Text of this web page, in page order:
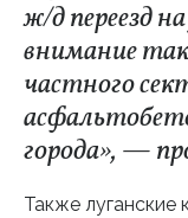
ж/д переезд
внимание
частного
города», —
Также луганские